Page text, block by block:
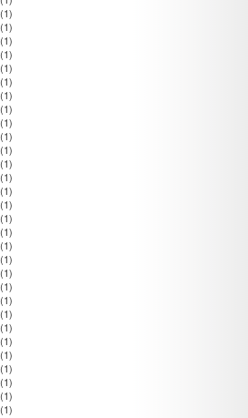
(1)
(1)
(1)
(1)
(1)
(1)
(1)
(1)
(1)
(1)
(1)
(1)
(1)
(1)
(1)
(1)
(1)
(1)
(1)
(1)
(1)
(1)
(1)
(1)
(1)
(1)
(1)
(1)
(1)
(1)